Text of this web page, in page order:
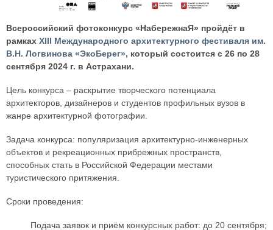
Всероссийский фотоконкурс «НабережнаЯ» пройдёт в
рамках XIII Международного архитектурного фестиваля им.
В.Н. Логвинова «ЭкоБерег», который состоится с 26 по 28
сентября 2024 г. в Астрахани.
Цель конкурса – раскрытие творческого потенциала
архитекторов, дизайнеров и студентов профильных вузов в
жанре архитектурной фотографии.
Задача конкурса: популяризация архитектурно-инженерных
объектов и рекреационных прибрежных пространств,
способных стать в Российской Федерации местами
туристического притяжения.
Сроки проведения:
Подача заявок и приём конкурсных работ: до 20 сентября;